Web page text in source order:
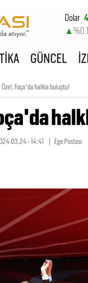
Dolar
▲
GÜNCEL
Özel, Foça'da halkla buluştu!
- 14:41 | Ege Postası